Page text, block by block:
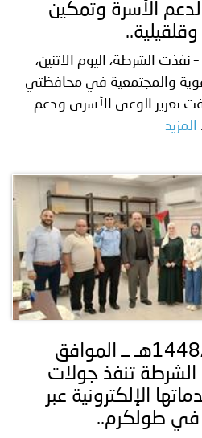
الأسرة وتمكين
نفذت الشرطة، اليوم الاثنين،
والمجتمعية في محافظتي
تعزيز الوعي الأسري ودعم
المزيد
فلسطين ـ 1448/02/20هـ ــ الموافق
08/03 م - الشرطة تنفذ جولات
الإلكترونية عبر
طولكرم..